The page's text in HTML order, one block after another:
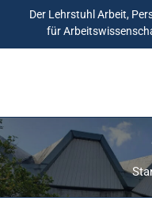
Der Lehrstuhl Arbeit,
für